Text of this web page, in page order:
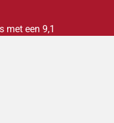
met een 9,1